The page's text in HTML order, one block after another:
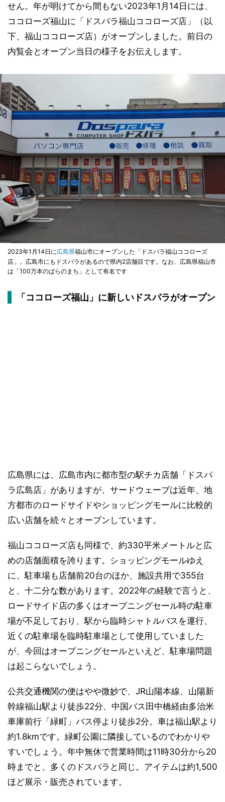
せん。年が明けてから間もない2023年1月14日には、
ココローズ福山に「ドスパラ福山ココローズ店」（以
下、福山ココローズ店）がオープンしました。前日の
内覧会とオープン当日の様子をお伝えします。
2023年1月14日に広島県福山市にオープンした「ドスパラ福山ココローズ
店」。広島市にもドスパラがあるので県内2店舗目です。なお、広島県福山市
は「100万本のばらのまち」として有名です
「ココローズ福山」に新しいドスパラがオープン
広島県には、広島市内に都市型の駅チカ店舗「ドスパ
ラ広島店」がありますが、サードウェーブは近年、地
方都市のロードサイドやショッピングモールに比較的
広い店舗を続々とオープンしています。
福山ココローズ店も同様で、約330平米メートルと広
めの店舗面積を誇ります。ショッピングモールゆえ
に、駐車場も店舗前20台のほか、施設共用で355台
と、十二分な数があります。2022年の経験で言うと、
ロードサイド店の多くはオープニングセール時の駐車
場が不足しており、駅から臨時シャトルバスを運行、
近くの駐車場を臨時駐車場として使用していました
が、今回はオープニングセールといえど、駐車場問題
は起こらないでしょう。
公共交通機関の便はやや微妙で、JR山陽本線、山陽新
幹線福山駅より徒歩22分、中国バス田中橋経由多治米
車庫前行「緑町」バス停より徒歩2分。車は福山駅より
約1.8kmです。緑町公園に隣接しているのでわかりや
すいでしょう。年中無休で営業時間は11時30分から20
時までと、多くのドスパラと同じ。アイテムは約1,500
ほど展示・販売されています。